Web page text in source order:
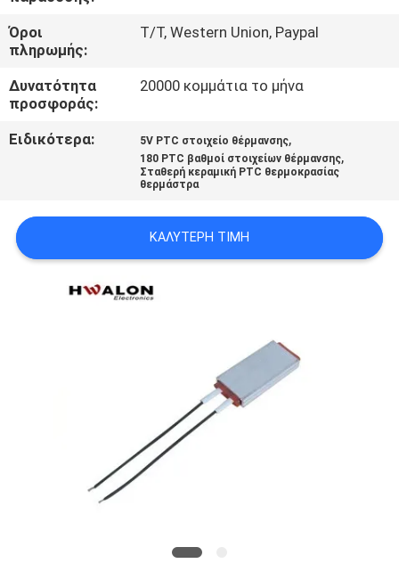
ΖΗΤΉΣΤΕ
ΜΙΑ
ΠΡΟΣΦΟΡΆ
ΠΟΛΙΤΙΚΉ
ΜΥΣΤΙΚΌΤΗΤΑΣ
Όροι
πληρωμής:
T/T, Western Union, Paypal
Δυνατότητα
προσφοράς:
20000 κομμάτια το μήνα
Ειδικότερα: 5V PTC στοιχείο θέρμανσης,
180 PTC βαθμοί στοιχείων θέρμανσης,
Σταθερή κεραμική PTC θερμοκρασίας
θερμάστρα
ΚΑΛΎΤΕΡΗ ΤΙΜΉ